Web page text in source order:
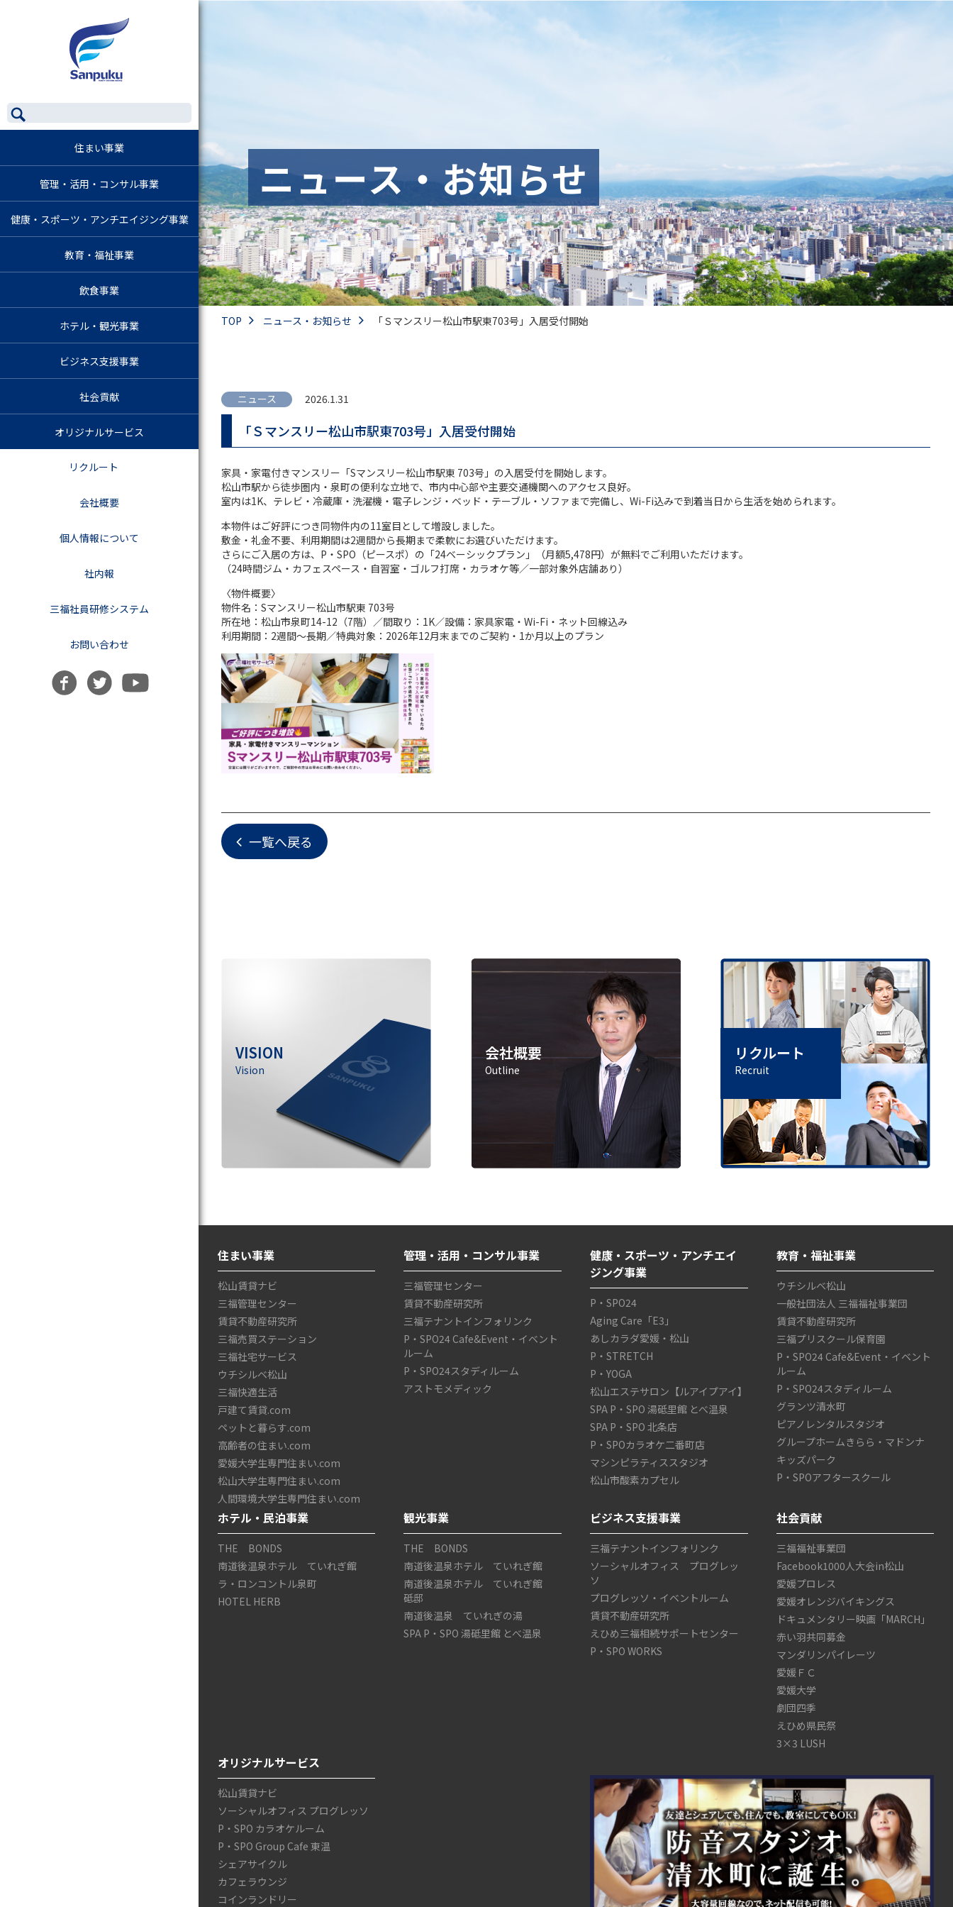
住まい事業
管理・活用・コンサル事業
健康・スポーツ・アンチエイジング事業
教育・福祉事業
飲食事業
ホテル・観光事業
ビジネス支援事業
社会貢献
オリジナルサービス
リクルート
会社概要
個人情報について
社内報
三福社員研修システム
お問い合わせ
ニュース・お知らせ
TOP ニュース・お知らせ 「Ｓマンスリー松山市駅東703号」入居受付開始
ニュース 2026.1.31
「Ｓマンスリー松山市駅東703号」入居受付開始
家具・家電付きマンスリー「Sマンスリー松山市駅東 703号」の入居受付を開始します。
松山市駅から徒歩圏内・泉町の便利な立地で、市内中心部や主要交通機関へのアクセス良好。
室内は1K、テレビ・冷蔵庫・洗濯機・電子レンジ・ベッド・テーブル・ソファまで完備し、Wi-Fi込みで到着当日から生活を始められます。
本物件はご好評につき同物件内の11室目として増設しました。
敷金・礼金不要、利用期間は2週間から長期まで柔軟にお選びいただけます。
さらにご入居の方は、P・SPO（ピースポ）の「24ベーシックプラン」（月額5,478円）が無料でご利用いただけます。
（24時間ジム・カフェスペース・自習室・ゴルフ打席・カラオケ等／一部対象外店舗あり）
〈物件概要〉
物件名：Sマンスリー松山市駅東 703号
所在地：松山市泉町14-12（7階）／間取り：1K／設備：家具家電・Wi-Fi・ネット回線込み
利用期間：2週間〜長期／特典対象：2026年12月末までのご契約・1か月以上のプラン
一覧へ戻る
VISION
Vision
会社概要
Outline
リクルート
Recruit
住まい事業
松山賃貸ナビ
三福管理センター
賃貸不動産研究所
三福売買ステーション
三福社宅サービス
ウチシルベ松山
三福快適生活
戸建て賃貸.com
ペットと暮らす.com
高齢者の住まい.com
愛媛大学生専門住まい.com
松山大学生専門住まい.com
人間環境大学生専門住まい.com
管理・活用・コンサル事業
三福管理センター
賃貸不動産研究所
三福テナントインフォリンク
P・SPO24 Cafe&Event・イベント
ルーム
P・SPO24スタディルーム
アストモメディック
健康・スポーツ・アンチエイ
ジング事業
P・SPO24
Aging Care「E3」
あしカラダ愛媛・松山
P・STRETCH
P・YOGA
松山エステサロン【ルアイプアイ】
SPA P・SPO 湯砥里館 とべ温泉
SPA P・SPO 北条店
P・SPOカラオケ二番町店
マシンピラティススタジオ
松山市酸素カプセル
教育・福祉事業
ウチシルベ松山
一般社団法人 三福福祉事業団
賃貸不動産研究所
三福プリスクール保育園
P・SPO24 Cafe&Event・イベント
ルーム
P・SPO24スタディルーム
グランツ清水町
ピアノレンタルスタジオ
グループホームきらら・マドンナ
キッズパーク
P・SPOアフタースクール
ホテル・民泊事業
THE BONDS
南道後温泉ホテル ていれぎ館
ラ・ロンコントル泉町
HOTEL HERB
観光事業
THE BONDS
南道後温泉ホテル ていれぎ館
南道後温泉ホテル ていれぎ館
砥邸
南道後温泉 ていれぎの湯
SPA P・SPO 湯砥里館 とべ温泉
ビジネス支援事業
三福テナントインフォリンク
ソーシャルオフィス プログレッ
ソ
プログレッソ・イベントルーム
賃貸不動産研究所
えひめ三福相続サポートセンター
P・SPO WORKS
社会貢献
三福福祉事業団
Facebook1000人大会in松山
愛媛プロレス
愛媛オレンジバイキングス
ドキュメンタリー映画「MARCH」
赤い羽共同募金
マンダリンパイレーツ
愛媛ＦＣ
愛媛大学
劇団四季
えひめ県民祭
3×3 LUSH
オリジナルサービス
松山賃貸ナビ
ソーシャルオフィス プログレッソ
P・SPO カラオケルーム
P・SPO Group Cafe 東温
シェアサイクル
カフェラウンジ
コインランドリー